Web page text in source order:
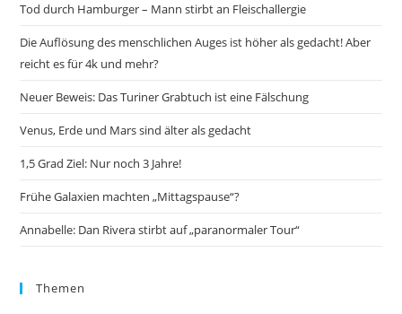
Tod durch Hamburger – Mann stirbt an Fleischallergie
Die Auflösung des menschlichen Auges ist höher als gedacht! Aber
reicht es für 4k und mehr?
Neuer Beweis: Das Turiner Grabtuch ist eine Fälschung
Venus, Erde und Mars sind älter als gedacht
1,5 Grad Ziel: Nur noch 3 Jahre!
Frühe Galaxien machten „Mittagspause“?
Annabelle: Dan Rivera stirbt auf „paranormaler Tour“
Themen